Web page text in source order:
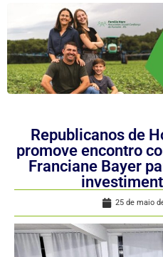
Republicanos de
promove encontro
Franciane Bayer
25 de maio